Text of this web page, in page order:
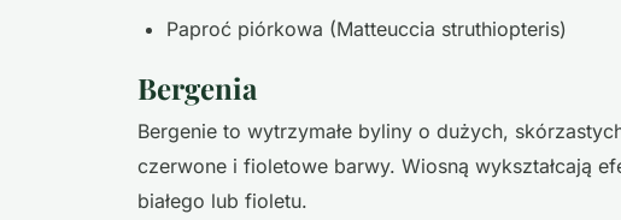
Paproć piórkowa (Matteuccia struthiopteris)
Bergenia
Bergenie to wytrzymałe byliny o dużych,
czerwone i fioletowe barwy. Wiosną wykształcają
białego lub fioletu.